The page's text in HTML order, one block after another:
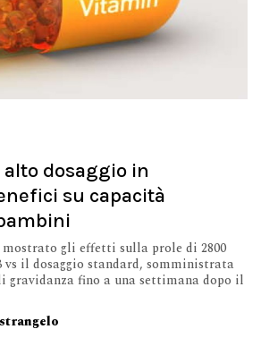
dosaggio in
su capacità
mostrato gli effetti sulla prole di 2800
il dosaggio standard, somministrata
gravidanza fino a una settimana dopo il